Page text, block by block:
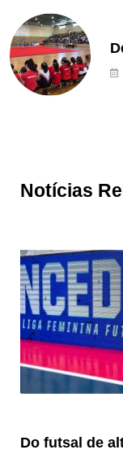
Notícias
Do futsal de